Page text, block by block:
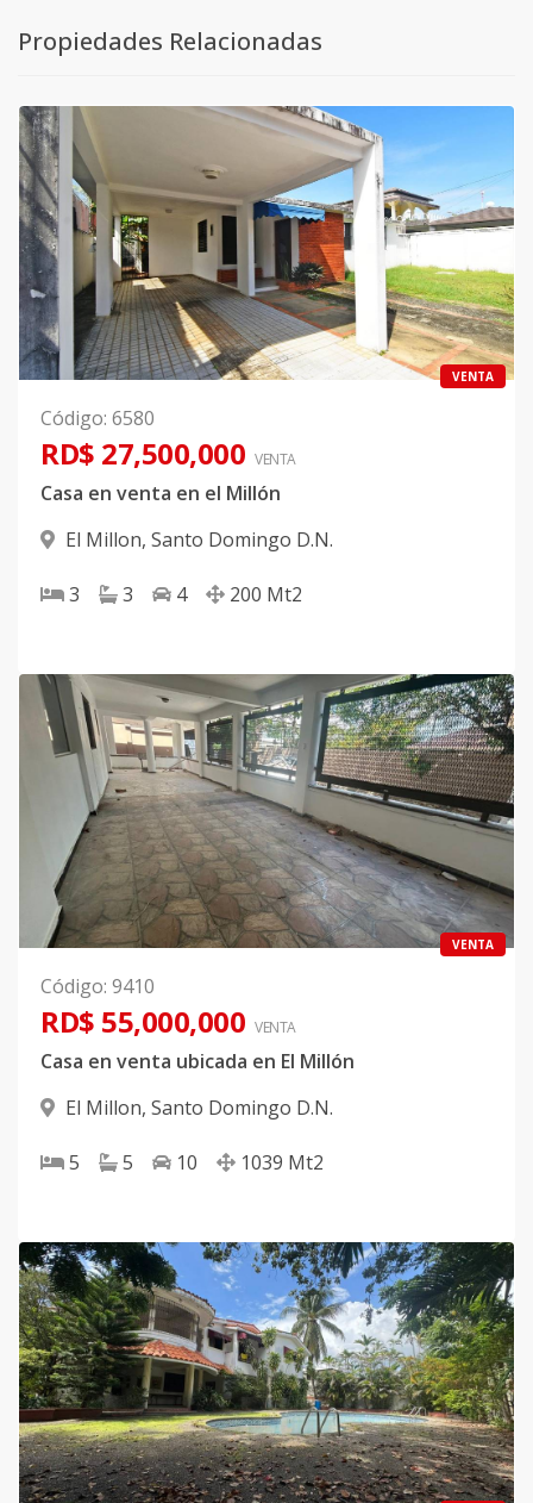
Propiedades Relacionadas
VENTA
Código: 6580
RD$ 27,500,000 VENTA
Casa en venta en el Millón
El Millon, Santo Domingo D.N.
3 3 4 200 Mt2
VENTA
Código: 9410
RD$ 55,000,000 VENTA
Casa en venta ubicada en El Millón
El Millon, Santo Domingo D.N.
5 5 10 1039 Mt2